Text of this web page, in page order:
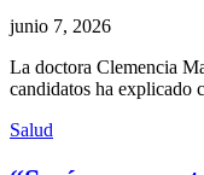
junio 7, 2026
La doctora Clemencia
candidatos ha explicado
Salud